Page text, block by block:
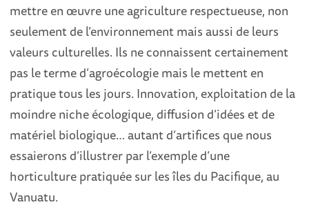
mettre en œuvre une agriculture respectueuse, non
seulement de l’environnement mais aussi de leurs
valeurs culturelles. Ils ne connaissent certainement
pas le terme d’agroécologie mais le mettent en
pratique tous les jours. Innovation, exploitation de la
moindre niche écologique, diffusion d’idées et de
matériel biologique… autant d’artifices que nous
essaierons d’illustrer par l’exemple d’une
horticulture pratiquée sur les îles du Pacifique, au
Vanuatu.